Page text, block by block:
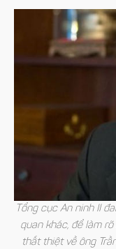
Tổng cục An ninh II
quan khác, để làm
thất thiệt về ông